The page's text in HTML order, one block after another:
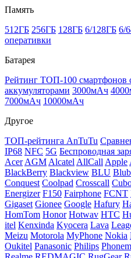
Память
512ГБ 256ГБ 128ГБ 6/128ГБ 6/
оперативки
Батарея
Рейтинг ТОП-100
аккумуляторами 3000мАч
7000мАч 10000мАч
Другое
ТОП-рейтинга AnTuTu
IP68 NFC 5G Беспроводная
Acer AGM Alcatel AllCall Apple
BlackBerry Blackview BLU
Conquest Coolpad Crosscall
Energizer F150 Fairphone FCNT
Gigaset Gionee Google Hafury
HomTom Honor Hotwav HTC
itel Kenxinda Kyocera Lava
Meizu Motorola MyPhone Nokia
Oukitel Panasonic Philips